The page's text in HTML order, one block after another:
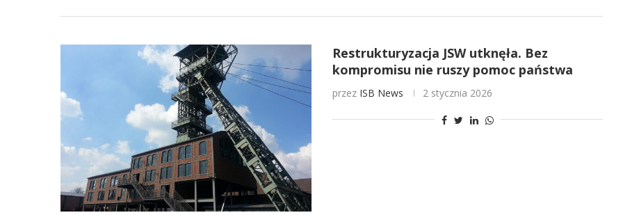
Restrukturyzacja JSW utknęła. Bez
kompromisu nie ruszy pomoc państwa
przez ISB News 2 stycznia 2026